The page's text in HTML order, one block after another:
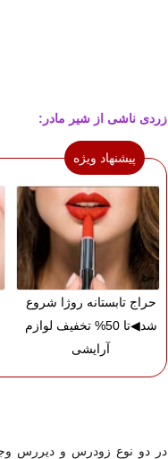
زردی ناشی از شیر مادر:
پیشنهاد ویژه
حراج تابستانه روژا شروع
شد◀تا 50% تخفیف لوازم
آرایشی
در دو نوع زودرس و دیررس